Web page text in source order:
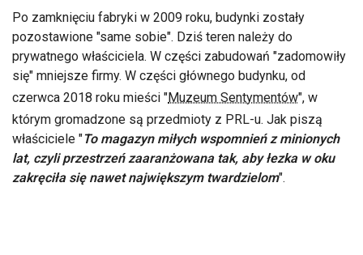
Po zamknięciu fabryki w 2009 roku, budynki zostały
pozostawione "same sobie". Dziś teren należy do
prywatnego właściciela. W części zabudowań "zadomowiły
się" mniejsze firmy. W części głównego budynku, od
czerwca 2018 roku mieści "Muzeum Sentymentów", w
którym gromadzone są przedmioty z PRL-u. Jak piszą
właściciele "To magazyn miłych wspomnień z minionych
lat, czyli przestrzeń zaaranżowana tak, aby łezka w oku
zakręciła się nawet największym twardzielom".